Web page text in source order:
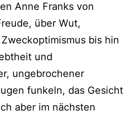
Anne Franks von
über Wut,
bis hin
und
ungebrochener
funkeln, das Gesicht
aber im nächsten